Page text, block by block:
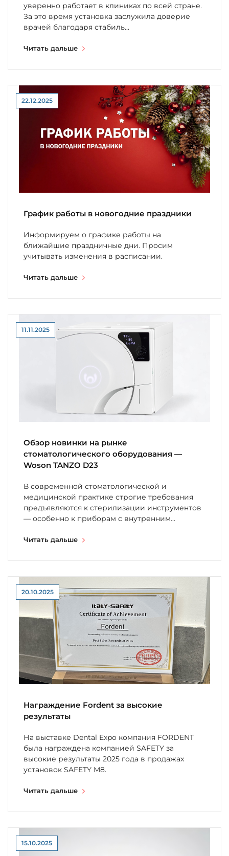
уверенно работает в клиниках по всей стране.
За это время установка заслужила доверие
врачей благодаря стабиль...
Читать дальше
22.12.2025
График работы в новогодние праздники
Информируем о графике работы на
ближайшие праздничные дни. Просим
учитывать изменения в расписании.
Читать дальше
11.11.2025
Обзор новинки на рынке
стоматологического оборудования —
‎Woson TANZO D23
В современной стоматологической и
медицинской практике строгие требования
предъявляются к стерилизации инструментов
— особенно к приборам с внутренним...
Читать дальше
20.10.2025
Награждение Fordent за высокие
результаты
На выставке Dental Expo компания FORDENT
была награждена компанией SAFETY за
высокие результаты 2025 года в продажах
установок SAFETY M8.
Читать дальше
15.10.2025